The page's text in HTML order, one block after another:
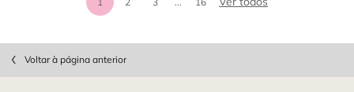
Page 1 of 16. Current page
Voltar à página anterior